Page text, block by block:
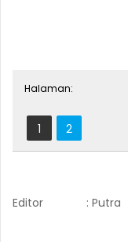
Halaman:
1 2
Editor : Putra